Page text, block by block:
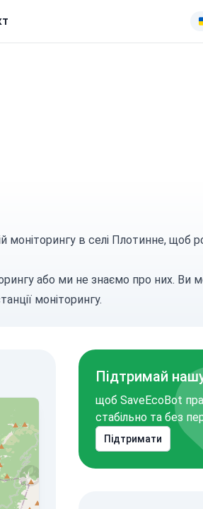
моніторингу в селі Плотинне, щоб
або ми не знаємо про них. Ви
моніторингу.
Підтримай
щоб SaveEcoBot
стабільно та без
Підтримати